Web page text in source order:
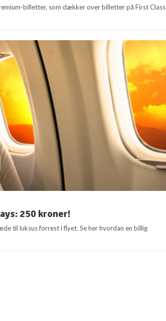
billetter, som dækker over billetter på First Class
250 kroner!
til luksus forrest i flyet. Se her hvordan en billig